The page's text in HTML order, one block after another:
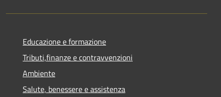
Educazione e formazione
Tributi,finanze e contravvenzioni
Ambiente
Salute, benessere e assistenza